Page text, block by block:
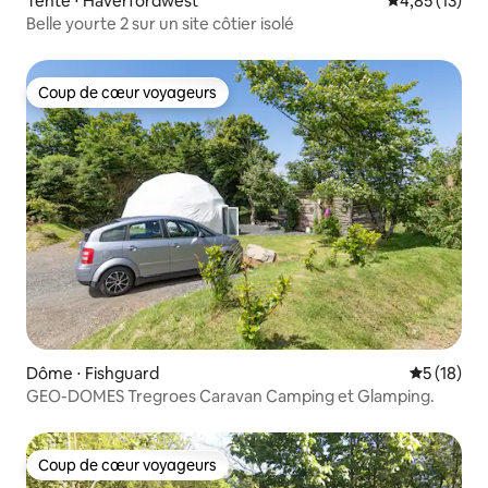
Belle yourte 2 sur un site côtier isolé
Coup de cœur voyageurs
Coup de cœur voyageurs
Dôme ⋅ Fishguard
5 (18)
GEO-DOMES Tregroes Caravan Camping et Glamping.
Coup de cœur voyageurs
Coup de cœur voyageurs